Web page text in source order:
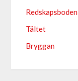
Redskapsboden
Tältet
Bryggan